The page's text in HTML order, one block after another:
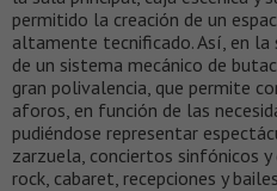
permitido la creación de un
altamente tecnificado. Así, en
de un sistema mecánico de
gran polivalencia, que permite
aforos, en función de las
pudiéndose representar
zarzuela, conciertos sinfónicos
rock, cabaret, recepciones y